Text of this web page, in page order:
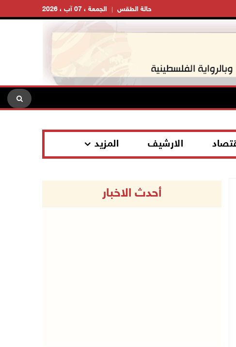
الجمعة ، 07 آب ، 2026 حالة الطقس
الارشيف المزيد
أحدث الاخبار